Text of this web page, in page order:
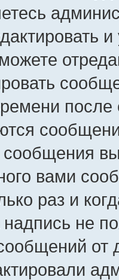
сообщения
вами
раз и
не
от